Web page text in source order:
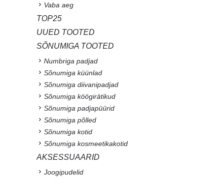
Vaba aeg
TOP25
UUED TOOTED
SÕNUMIGA TOOTED
Numbriga padjad
Sõnumiga küünlad
Sõnumiga diivanipadjad
Sõnumiga köögirätikud
Sõnumiga padjapüürid
Sõnumiga põlled
Sõnumiga kotid
Sõnumiga kosmeetikakotid
AKSESSUAARID
Joogipudelid